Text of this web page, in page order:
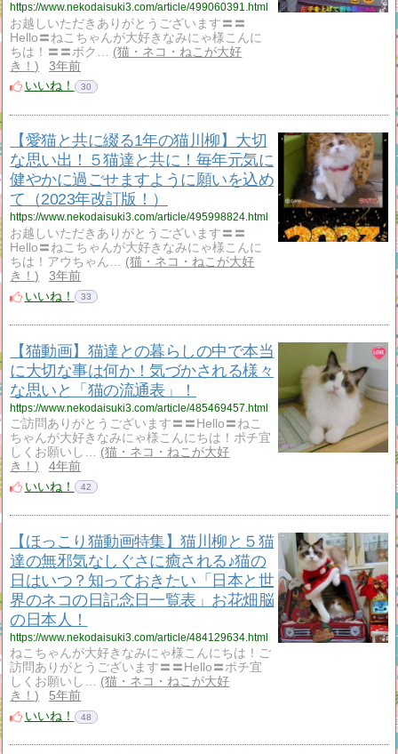
https://www.nekodaisuki3.com/article/499060391.html
お越しいただきありがとうございます〓〓
Hello〓ねこちゃんが大好きなみにゃ様こんに
ちは！〓️〓ボク…
猫・ネコ・ねこが大好
き！
3年前
いいね！
30
【愛猫と共に綴る1年の猫川柳】大切
な思い出！５猫達と共に！毎年元気に
健やかに過ごせますように願いを込め
て（2023年改訂版！）
https://www.nekodaisuki3.com/article/495998824.html
お越しいただきありがとうございます〓〓
Hello〓ねこちゃんが大好きなみにゃ様こんに
ちは！アウちゃん…
猫・ネコ・ねこが大好
き！
3年前
いいね！
33
【猫動画】猫達との暮らしの中で本当
に大切な事は何か！気づかされる様々
な思いと「猫の流通表」！
https://www.nekodaisuki3.com/article/485469457.html
ご訪問ありがとうございます〓〓Hello〓ねこ
ちゃんが大好きなみにゃ様こんにちは！ポチ宜
しくお願いし…
猫・ネコ・ねこが大好
き！
4年前
いいね！
42
【ほっこり猫動画特集】猫川柳と５猫
達の無邪気なしぐさに癒される♪猫の
日はいつ？知っておきたい「日本と世
界のネコの日記念日一覧表」お花畑脳
の日本人！
https://www.nekodaisuki3.com/article/484129634.html
ねこちゃんが大好きなみにゃ様こんにちは！ご
訪問ありがとうございます〓〓Hello〓ポチ宜
しくお願いし…
猫・ネコ・ねこが大好
き！
5年前
いいね！
48